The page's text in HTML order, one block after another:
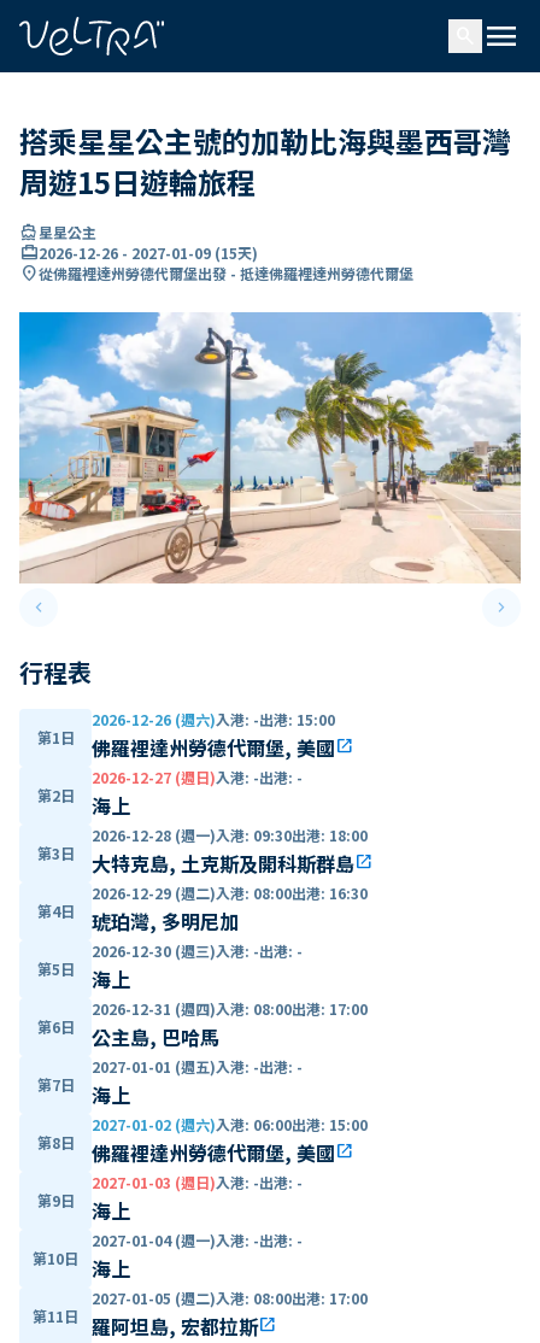
menu
搭乘星星公主號的加勒比海與墨西哥灣
周遊15日遊輪旅程
directions_boat星星公主
card_travel2026-12-26 - 2027-01-09 (15天)
location_on從佛羅裡達州勞德代爾堡出發 - 抵達佛羅裡達州勞德代爾堡
keyboard_arrow_leftPrevious slide keyboard_arrow_right
行程表
第1日
2026-12-26 (週六)入港: -出港: 15:00
佛羅裡達州勞德代爾堡, 美國open_in_new
第2日
2026-12-27 (週日)入港: -出港: -
海上
第3日
2026-12-28 (週一)入港: 09:30出港: 18:00
大特克島, 土克斯及開科斯群島open_in_new
第4日
2026-12-29 (週二)入港: 08:00出港: 16:30
琥珀灣, 多明尼加
第5日
2026-12-30 (週三)入港: -出港: -
海上
第6日
2026-12-31 (週四)入港: 08:00出港: 17:00
公主島, 巴哈馬
第7日
2027-01-01 (週五)入港: -出港: -
海上
第8日
2027-01-02 (週六)入港: 06:00出港: 15:00
佛羅裡達州勞德代爾堡, 美國open_in_new
第9日
2027-01-03 (週日)入港: -出港: -
海上
第10日
2027-01-04 (週一)入港: -出港: -
海上
第11日
2027-01-05 (週二)入港: 08:00出港: 17:00
羅阿坦島, 宏都拉斯open_in_new